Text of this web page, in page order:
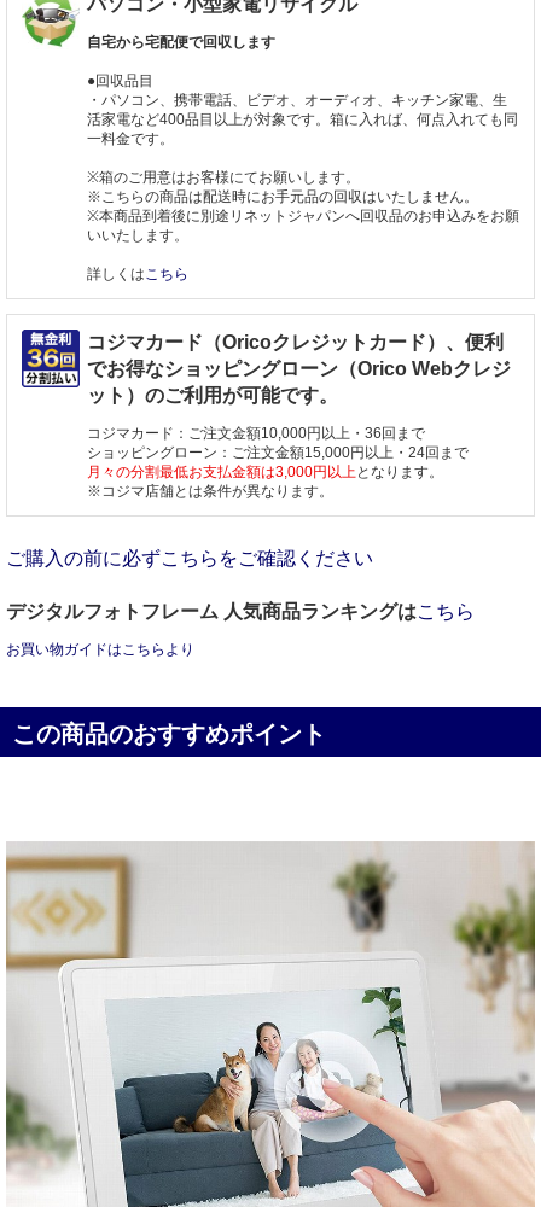
パソコン・小型家電リサイクル
自宅から宅配便で回収します
●回収品目
・パソコン、携帯電話、ビデオ、オーディオ、キッチン家電、生
活家電など400品目以上が対象です。箱に入れば、何点入れても同
一料金です。
※箱のご用意はお客様にてお願いします。
※こちらの商品は配送時にお手元品の回収はいたしません。
※本商品到着後に別途リネットジャパンへ回収品のお申込みをお願
いいたします。
詳しくはこちら
コジマカード（Oricoクレジットカード）、便利
でお得なショッピングローン（Orico Webクレジ
ット）のご利用が可能です。
コジマカード：ご注文金額10,000円以上・36回まで
ショッピングローン：ご注文金額15,000円以上・24回まで
月々の分割最低お支払金額は3,000円以上となります。
※コジマ店舗とは条件が異なります。
ご購入の前に必ずこちらをご確認ください
デジタルフォトフレーム 人気商品ランキングはこちら
お買い物ガイドはこちらより
この商品のおすすめポイント